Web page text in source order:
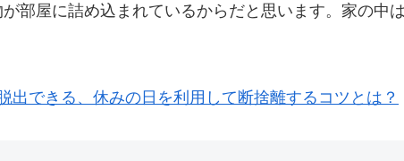
部屋に詰め込まれているからだと思います。家の中
出できる、休みの日を利用して断捨離するコツとは？